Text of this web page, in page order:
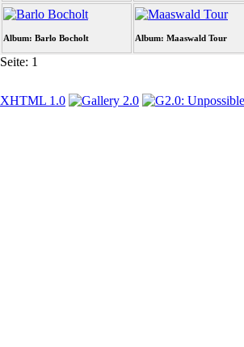
Album: Barlo Bocholt Album: Maaswald Tour
Seite: 1